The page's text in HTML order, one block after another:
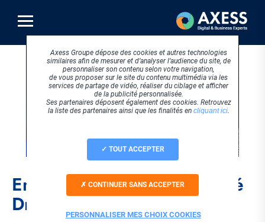
contenu
principal
Engagé dans la communauté
Drupal depuis toujours
Axess Groupe dépose des cookies et autres technologies
similaires afin de mesurer et d’analyser l’audience du site, de
personnaliser son contenu selon votre navigation,
de vous proposer sur le site du contenu multimédia via les
services de partage de vidéo, réaliser du ciblage et afficher
de la publicité personnalisée.
Ses partenaires déposent également des cookies. Retrouvez
la liste des partenaires ainsi que les finalités en cliquant ici.
TOUT ACCEPTER
CONTINUER SANS ACCEPTER
PERSONNALISER MES CHOIX COOKIES